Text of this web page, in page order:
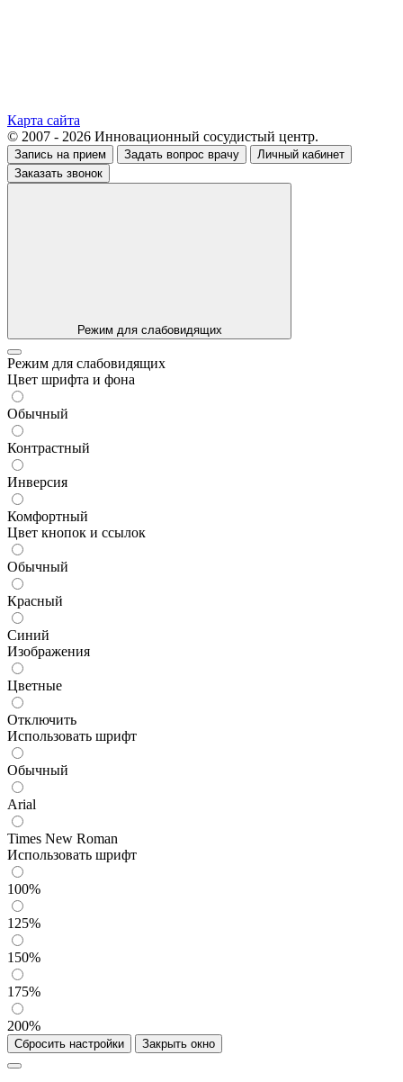
Карта сайта
© 2007 - 2026 Инновационный сосудистый центр.
Запись на прием Задать вопрос врачу
Личный кабинет
Заказать звонок
Режим для слабовидящих
Режим для слабовидящих
Цвет шрифта и фона
Обычный
Контрастный
Инверсия
Комфортный
Цвет кнопок и ссылок
Обычный
Красный
Синий
Изображения
Цветные
Отключить
Использовать шрифт
Обычный
Arial
Times New Roman
Использовать шрифт
100%
125%
150%
175%
200%
Сбросить настройки Закрыть окно